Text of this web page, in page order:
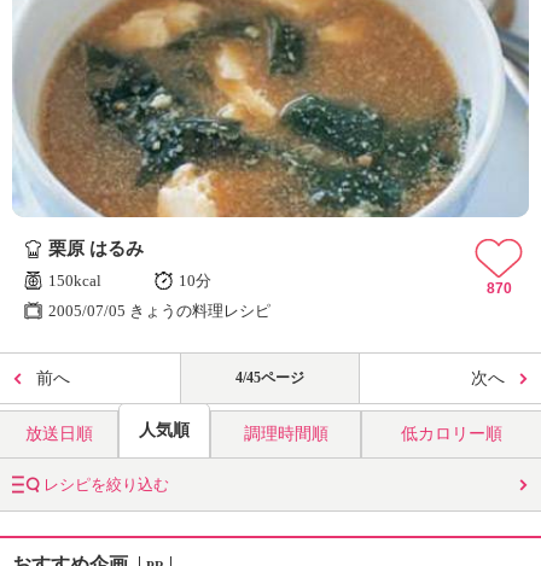
栗原 はるみ
150kcal
10分
2005/07/05 きょうの料理レシピ
870
前へ 4/45ページ 次へ
放送日順 人気順 調理時間順 低カロリー順
レシピを絞り込む